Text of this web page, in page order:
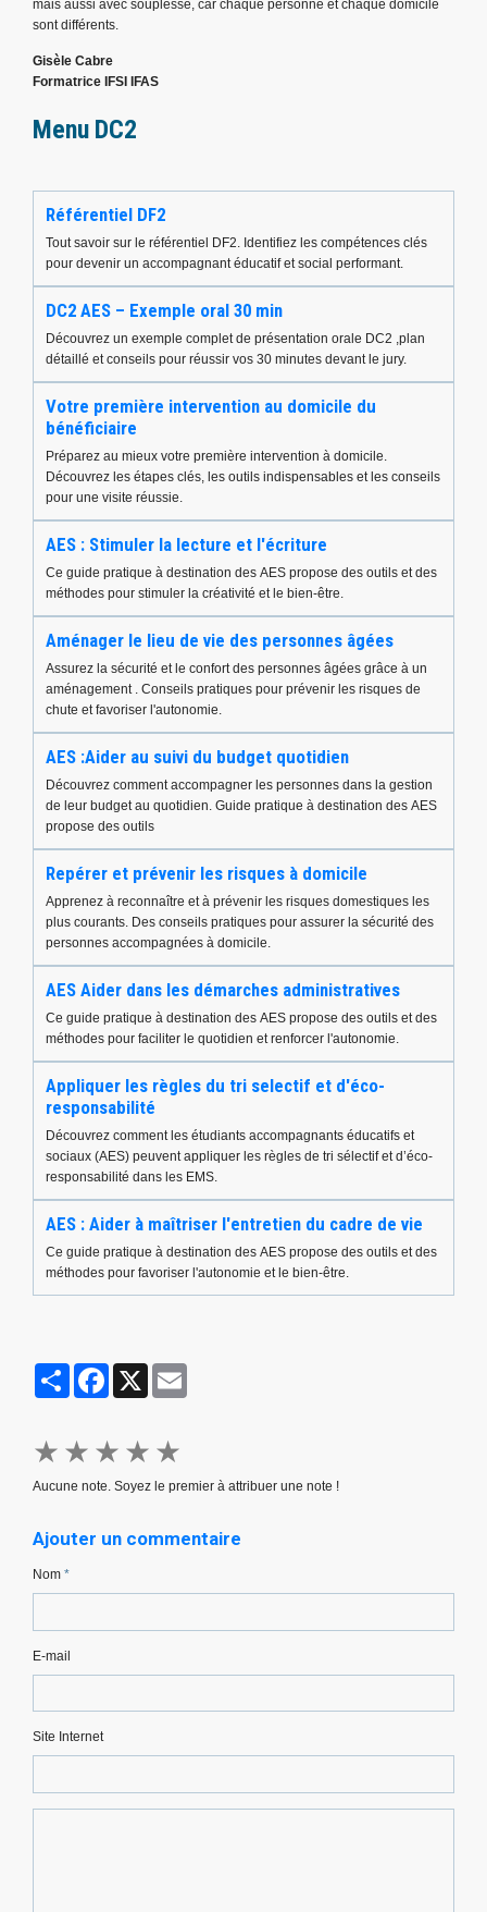
mais aussi avec souplesse, car chaque personne et chaque domicile
sont différents.
Gisèle Cabre
Formatrice IFSI IFAS
Menu DC2
Référentiel DF2
Tout savoir sur le référentiel DF2. Identifiez les compétences clés
pour devenir un accompagnant éducatif et social performant.
DC2 AES – Exemple oral 30 min
Découvrez un exemple complet de présentation orale DC2 ,plan
détaillé et conseils pour réussir vos 30 minutes devant le jury.
Votre première intervention au domicile du
bénéficiaire
Préparez au mieux votre première intervention à domicile.
Découvrez les étapes clés, les outils indispensables et les conseils
pour une visite réussie.
AES : Stimuler la lecture et l'écriture
Ce guide pratique à destination des AES propose des outils et des
méthodes pour stimuler la créativité et le bien-être.
Aménager le lieu de vie des personnes âgées
Assurez la sécurité et le confort des personnes âgées grâce à un
aménagement . Conseils pratiques pour prévenir les risques de
chute et favoriser l'autonomie.
AES :Aider au suivi du budget quotidien
Découvrez comment accompagner les personnes dans la gestion
de leur budget au quotidien. Guide pratique à destination des AES
propose des outils
Repérer et prévenir les risques à domicile
Apprenez à reconnaître et à prévenir les risques domestiques les
plus courants. Des conseils pratiques pour assurer la sécurité des
personnes accompagnées à domicile.
AES Aider dans les démarches administratives
Ce guide pratique à destination des AES propose des outils et des
méthodes pour faciliter le quotidien et renforcer l'autonomie.
Appliquer les règles du tri selectif et d'éco-
responsabilité
Découvrez comment les étudiants accompagnants éducatifs et
sociaux (AES) peuvent appliquer les règles de tri sélectif et d’éco-
responsabilité dans les EMS.
AES : Aider à maîtriser l'entretien du cadre de vie
Ce guide pratique à destination des AES propose des outils et des
méthodes pour favoriser l'autonomie et le bien-être.
PartagerFacebook
★ ★ ★ ★ ★
Aucune note. Soyez le premier à attribuer une note !
Ajouter un commentaire
Nom
E-mail
Site Internet